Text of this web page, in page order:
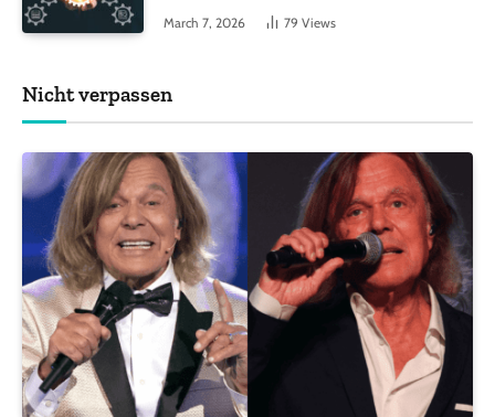
Funktionen, auf die Sie achten sollten
March 7, 2026 79 Views
Nicht verpassen